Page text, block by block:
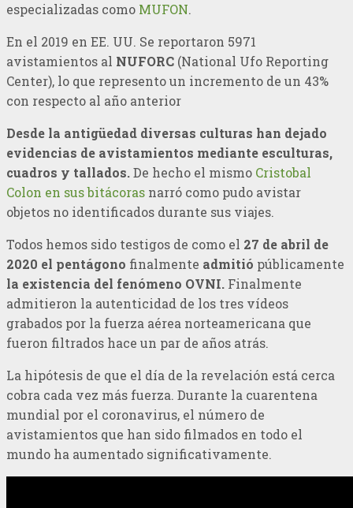
especializadas como MUFON.
En el 2019 en EE. UU. Se reportaron 5971
avistamientos al NUFORC (National Ufo Reporting
Center), lo que represento un incremento de un 43%
con respecto al año anterior
Desde la antigüedad diversas culturas han dejado
evidencias de avistamientos mediante esculturas,
cuadros y tallados.De hecho el mismo Cristobal
Colon en sus bitácoras narró como pudo avistar
objetos no identificados durante sus viajes.
Todos hemos sido testigos de como el 27 de abril de
2020 el pentágono finalmente admitió públicamente
la existencia del fenómeno OVNI. Finalmente
admitieron la autenticidad de los tres vídeos
grabados por la fuerza aérea norteamericana que
fueron filtrados hace un par de años atrás.
La hipótesis de que el día de la revelación está cerca
cobra cada vez más fuerza. Durante la cuarentena
mundial por el coronavirus, el número de
avistamientos que han sido filmados en todo el
mundo ha aumentado significativamente.